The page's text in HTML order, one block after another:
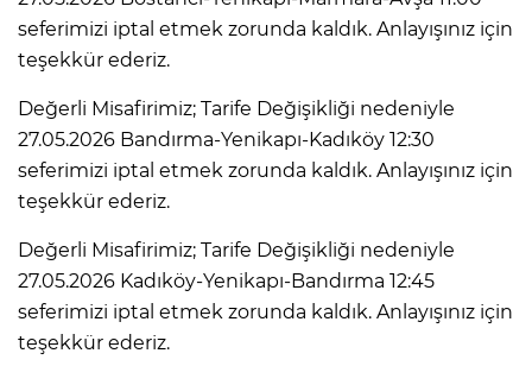
seferimizi iptal etmek zorunda kaldık. Anlayışınız için
teşekkür ederiz.
Değerli Misafirimiz; Tarife Değişikliği nedeniyle
27.05.2026 Bandırma-Yenikapı-Kadıköy 12:30
seferimizi iptal etmek zorunda kaldık. Anlayışınız için
teşekkür ederiz.
Değerli Misafirimiz; Tarife Değişikliği nedeniyle
27.05.2026 Kadıköy-Yenikapı-Bandırma 12:45
seferimizi iptal etmek zorunda kaldık. Anlayışınız için
teşekkür ederiz.